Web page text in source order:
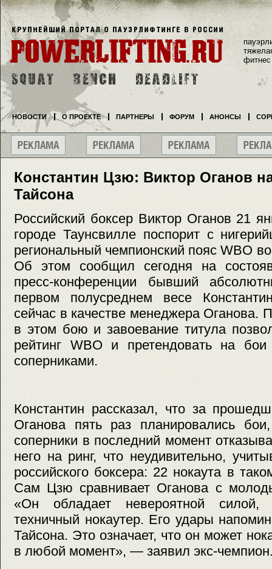
Константин Цзю: Виктор Оганов
Тайсона
Российский боксер Виктор Оганов 21
городе Таунсвилле поспорит с
региональный чемпионский пояс WBO
Об этом сообщил сегодня на
пресс-конференции бывший
первом полусреднем весе
сейчас в качестве менеджера Оганова.
в этом бою и завоевание титула
рейтинг WBO и претендовать на
соперниками.
Константин рассказал, что за
Оганова пять раз планировались
соперники в последний момент
него на ринг, что неудивительно,
российского боксера: 22 нокаута в
Сам Цзю сравнивает Оганова с
«Он обладает невероятной
техничный нокаутер. Его удары
Тайсона. Это означает, что он может
в любой момент», — заявил экс-
фитнес
НОВОСТИ О ПРОЕКТЕ ПАРТНЕРЫ ФОРУМ АНОНСЫ